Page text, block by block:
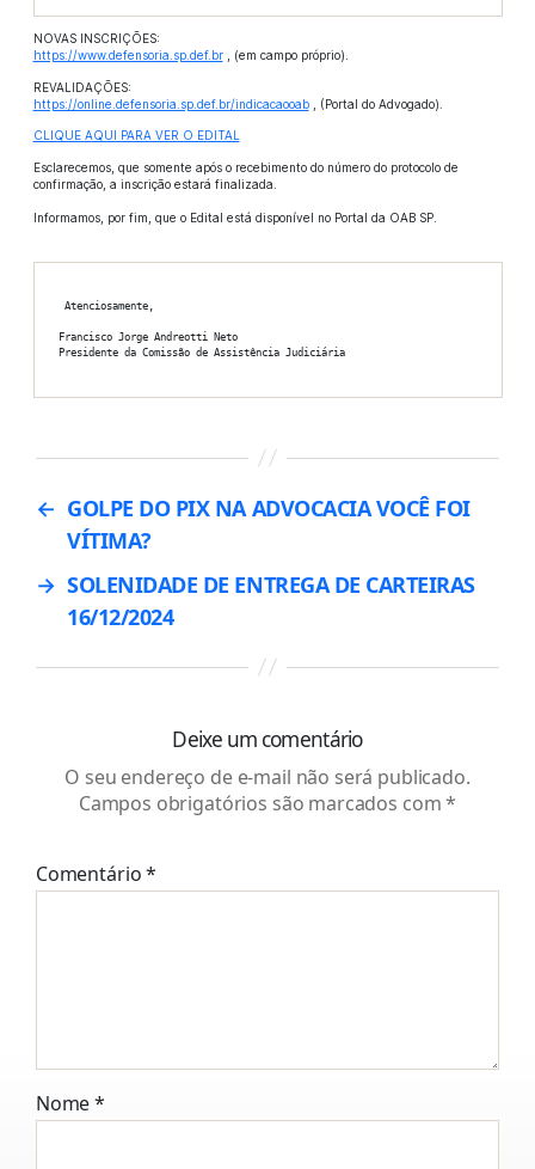
NOVAS INSCRIÇÕES:
https://www.defensoria.sp.def.br, (em campo próprio).
REVALIDAÇÕES:
https://online.defensoria.sp.def.br/indicacaooab, (Portal do Advogado).
CLIQUE AQUI PARA VER O EDITAL
Esclarecemos, que somente após o recebimento do número do protocolo de
confirmação, a inscrição estará finalizada.
Informamos, por fim, que o Edital está disponível no Portal da OAB SP.
Atenciosamente,
Francisco Jorge Andreotti Neto
Presidente da Comissão de Assistência Judiciária
← GOLPE DO PIX NA ADVOCACIA VOCÊ FOI
VÍTIMA?
→ SOLENIDADE DE ENTREGA DE CARTEIRAS
16/12/2024
Deixe um comentário
O seu endereço de e-mail não será publicado.
Campos obrigatórios são marcados com*
Comentário*
Nome*